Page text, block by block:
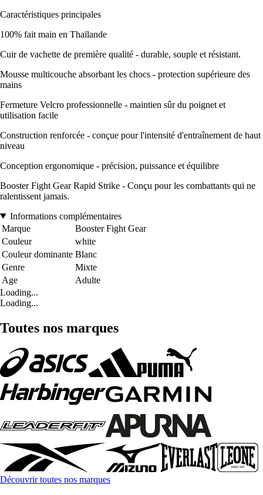
Caractéristiques principales
100% fait main en Thaïlande
Cuir de vachette de première qualité - durable, souple et résistant.
Mousse multicouche absorbant les chocs - protection supérieure des
mains
Fermeture Velcro professionnelle - maintien sûr du poignet et
utilisation facile
Construction renforcée - conçue pour l'intensité d'entraînement de haut
niveau
Conception ergonomique - précision, puissance et équilibre
Booster Fight Gear Rapid Strike - Conçu pour les combattants qui ne
ralentissent jamais.
Informations complémentaires
Marque
Booster Fight Gear
Couleur
white
Couleur dominante Blanc
Genre
Mixte
Age
Adulte
Loading...
Loading...
Toutes nos marques
Découvrir toutes nos marques